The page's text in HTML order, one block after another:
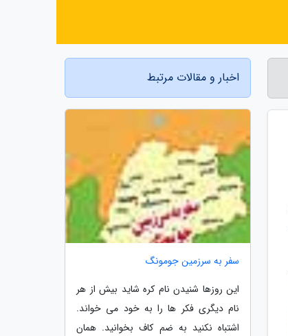
اخبار و مقالات مرتبط
سفر به سرزمین جومونگ
این روزها شنیدن نام کره شاید بیش از هر
نام دیگری فکر ها را به خود می خواند.
اشتباه نکنید به ضم کاف بخوانید. همان